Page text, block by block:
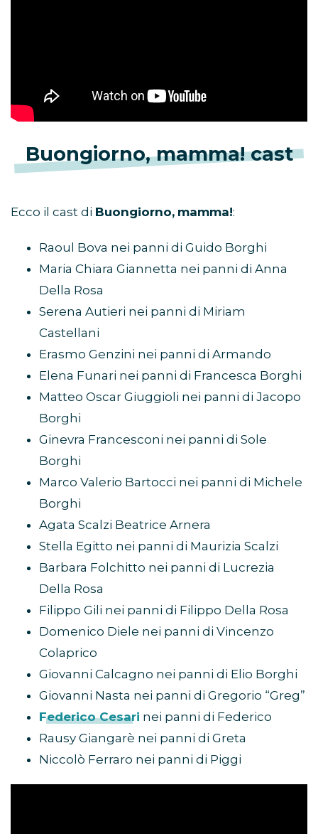
Buongiorno, mamma! cast
Ecco il cast di Buongiorno, mamma!:
Raoul Bova nei panni di Guido Borghi
Maria Chiara Giannetta nei panni di Anna
Della Rosa
Serena Autieri nei panni di Miriam
Castellani
Erasmo Genzini nei panni di Armando
Elena Funari nei panni di Francesca Borghi
Matteo Oscar Giuggioli nei panni di Jacopo
Borghi
Ginevra Francesconi nei panni di Sole
Borghi
Marco Valerio Bartocci nei panni di Michele
Borghi
Agata Scalzi Beatrice Arnera
Stella Egitto nei panni di Maurizia Scalzi
Barbara Folchitto nei panni di Lucrezia
Della Rosa
Filippo Gili nei panni di Filippo Della Rosa
Domenico Diele nei panni di Vincenzo
Colaprico
Giovanni Calcagno nei panni di Elio Borghi
Giovanni Nasta nei panni di Gregorio “Greg”
Federico Cesari nei panni di Federico
Rausy Giangarè nei panni di Greta
Niccolò Ferraro nei panni di Piggi